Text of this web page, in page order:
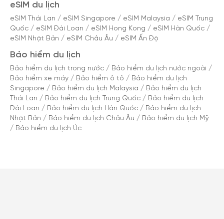
eSIM du lịch
eSIM Thái Lan / eSIM Singapore / eSIM Malaysia / eSIM Trung
Quốc / eSIM Đài Loan / eSIM Hong Kong / eSIM Hàn Quốc /
eSIM Nhật Bản / eSIM Châu Âu / eSIM Ấn Độ
Bảo hiểm du lịch
Bảo hiểm du lịch trong nước / Bảo hiểm du lịch nước ngoài /
Bảo hiểm xe máy / Bảo hiểm ô tô / Bảo hiểm du lịch
Singapore / Bảo hiểm du lịch Malaysia / Bảo hiểm du lịch
Thái Lan / Bảo hiểm du lịch Trung Quốc / Bảo hiểm du lịch
Đài Loan / Bảo hiểm du lịch Hàn Quốc / Bảo hiểm du lịch
Nhật Bản / Bảo hiểm du lịch Châu Âu / Bảo hiểm du lịch Mỹ
/ Bảo hiểm du lịch Úc